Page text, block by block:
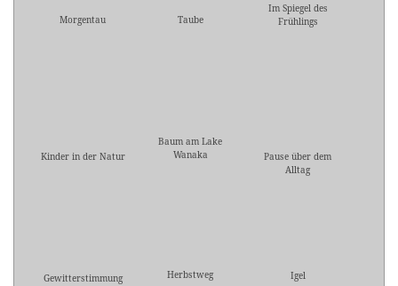
Morgentau Taube
Im Spiegel des
Frühlings
Kinder in der Natur
Baum am Lake
Wanaka
Pause über dem
Alltag
Gewitterstimmung Herbstweg Igel